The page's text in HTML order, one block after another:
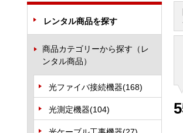
レンタル商品を探す
商品カテゴリーから探す（レ
ンタル商品）
光ファイバ接続機器(168)
光測定機器(104)